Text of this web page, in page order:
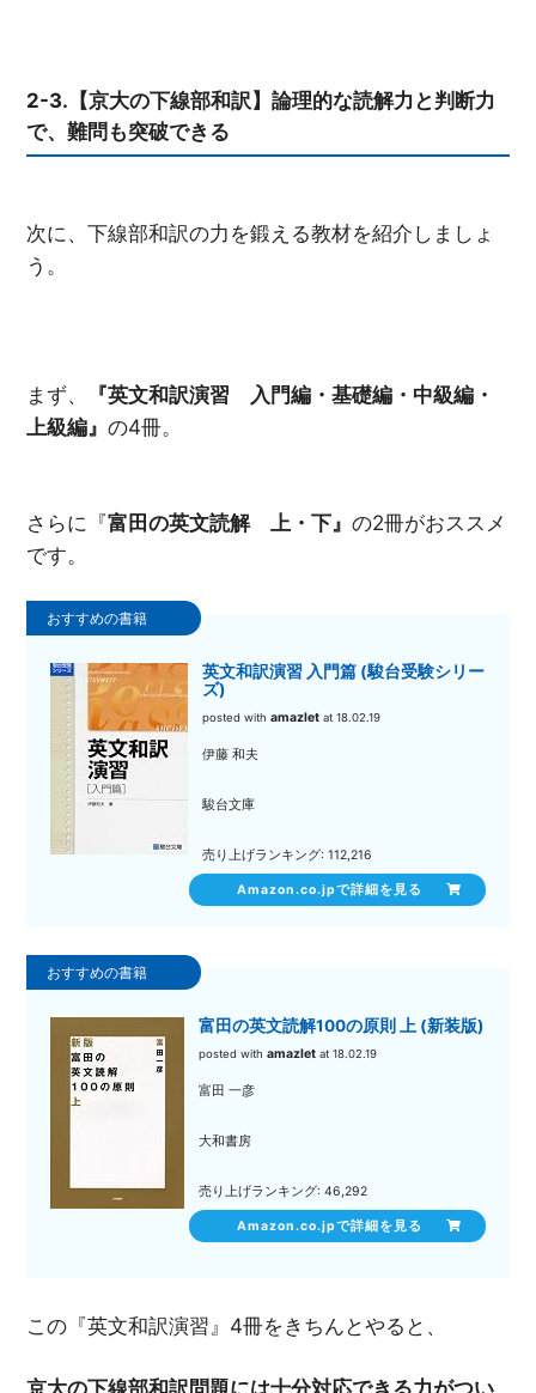
2-3.【京大の下線部和訳】論理的な読解力と判断力
で、難問も突破できる
次に、下線部和訳の力を鍛える教材を紹介しましょ
う。
まず、
『英文和訳演習 入門編・基礎編・中級編・
上級編』の4冊。
さらに『富田の英文読解 上・下』の2冊がおススメ
です。
英文和訳演習 入門篇 (駿台受験シリー
ズ)
posted withamazlet at 18.02.19
伊藤 和夫
駿台文庫
売り上げランキング: 112,216
Amazon.co.jpで詳細を見る
富田の英文読解100の原則 上 (新装版)
posted withamazlet at 18.02.19
富田 一彦
大和書房
売り上げランキング: 46,292
Amazon.co.jpで詳細を見る
この『英文和訳演習』4冊をきちんとやると、